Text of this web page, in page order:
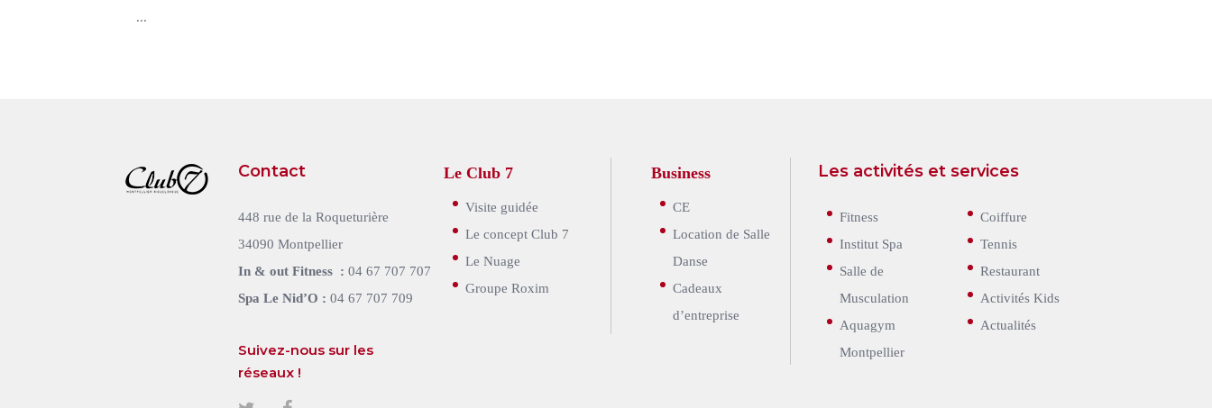
Contact
448 rue de la Roqueturière
34090 Montpellier
In & out Fitness : 04 67 707 707
Spa Le Nid’O : 04 67 707 709
Suivez-nous sur les
réseaux !
Le Club 7
Visite guidée
Le concept Club 7
Le Nuage
Groupe Roxim
Business
CE
Location de Salle
Danse
Cadeaux
d’entreprise
Les activités et services
Fitness
Institut Spa
Salle de
Musculation
Aquagym
Montpellier
Coiffure
Tennis
Restaurant
Activités Kids
Actualités